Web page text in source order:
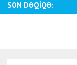
SON DƏQİQƏ:
Baqaeidən Trampa